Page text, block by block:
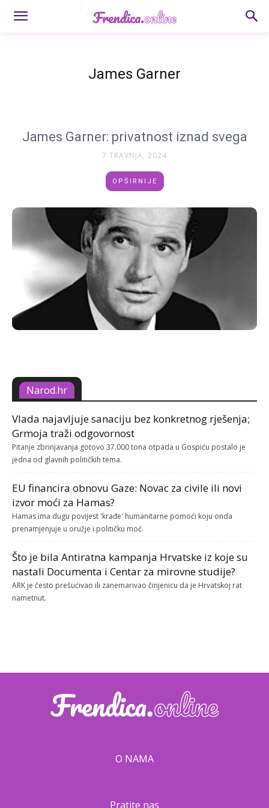
James Garner
James Garner: privatnost iznad svega
7 TRAVNJA, 2024
OPŠIRNIJE
Narod.hr
Vlada najavljuje sanaciju bez konkretnog rješenja;
Grmoja traži odgovornost
Pitanje zbrinjavanja gotovo 37.000 tona otpada u Gospiću postalo je
jedna od glavnih političkih tema.
EU financira obnovu Gaze: Novac za civile ili novi
izvor moći za Hamas?
Hamas ima dugu povijest 'krađe' humanitarne pomoći koju onda
prenamjenjuje u oružje i političku moć.
Što je bila Antiratna kampanja Hrvatske iz koje su
nastali Documenta i Centar za mirovne studije?
ARK je često prešućivao ili zanemarivao činjenicu da je Hrvatskoj rat
nametnut.
O NAMA
Pratite nas